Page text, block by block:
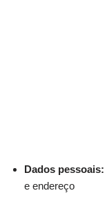
Dados pessoais:
e endereço